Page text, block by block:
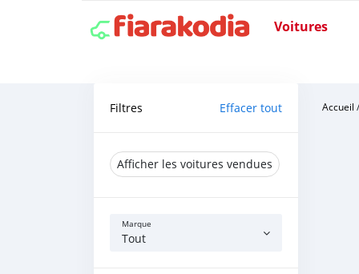
Voitures
Filtres Effacer tout
Afficher les voitures vendues
Marque
Tout
Accueil